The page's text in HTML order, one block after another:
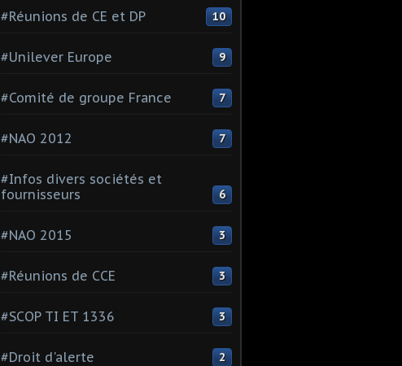
#Réunions de CE et DP 10
#Unilever Europe 9
#Comité de groupe France 7
#NAO 2012 7
#Infos divers sociétés et
fournisseurs
6
#NAO 2015 3
#Réunions de CCE 3
#SCOP TI ET 1336 3
#Droit d'alerte 2